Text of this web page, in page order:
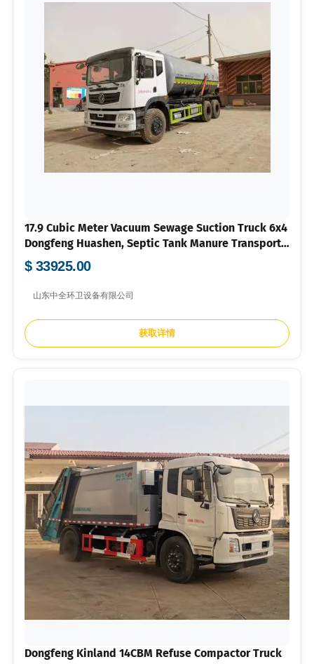
17.9 Cubic Meter Vacuum Sewage Suction Truck 6x4
Dongfeng Huashen, Septic Tank Manure Transport
Sanitation Vehicle
$ 33925.00
山东中全环卫设备有限公司
获取详情
Dongfeng Kinland 14CBM Refuse Compactor Truck